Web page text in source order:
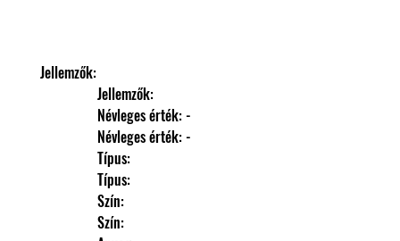
Jellemzők:
                Jellemzők:
                Névleges érték: -
                Névleges érték: -
                Típus:
                Típus:
                Szín:
                Szín: